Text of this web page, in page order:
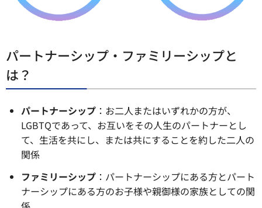
パートナーシップ・ファミリーシップと
は？
パートナーシップ：お二人またはいずれかの方が、
LGBTQであって、お互いをその人生のパートナーとし
て、生活を共にし、または共にすることを約した二人の
関係
ファミリーシップ：パートナーシップにある方とパート
ナーシップにある方のお子様や親御様の家族としての関